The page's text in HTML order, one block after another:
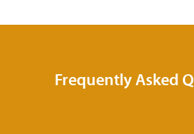
Frequently Asked